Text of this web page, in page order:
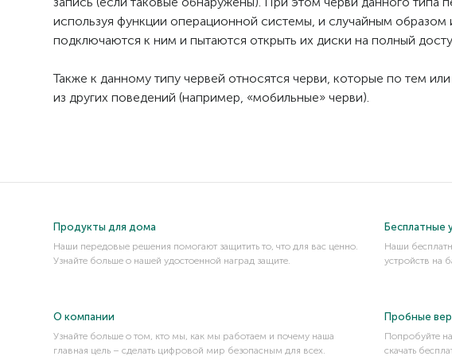
используя функции операционной системы, и случайным образом
подключаются к ним и пытаются открыть их диски на полный
Также к данному типу червей относятся черви, которые по тем
из других поведений (например, «мобильные» черви).
Продукты для дома
Наши передовые решения помогают защитить то, что для вас ценно.
Узнайте больше о нашей удостоенной наград защите.
Бесплатные
Наши
устройств на
О компании
Узнайте больше о том, кто мы, как мы работаем и почему наша
главная цель – сделать цифровой мир безопасным для всех.
Пробные
Попробуйте
скачать